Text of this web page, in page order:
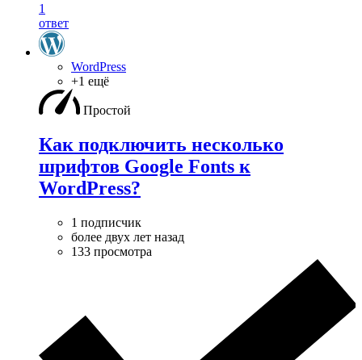
1
ответ
WordPress
+1 ещё
Простой
Как подключить несколько
шрифтов Google Fonts к
WordPress?
1 подписчик
более двух лет назад
133 просмотра